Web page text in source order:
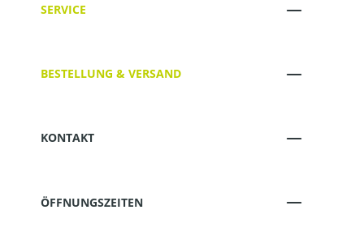
SERVICE
BESTELLUNG & VERSAND
KONTAKT
ÖFFNUNGSZEITEN